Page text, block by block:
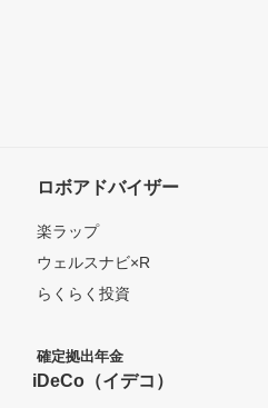
ロボアドバイザー
楽ラップ
ウェルスナビ×R
らくらく投資
確定拠出年金
iDeCo（イデコ）